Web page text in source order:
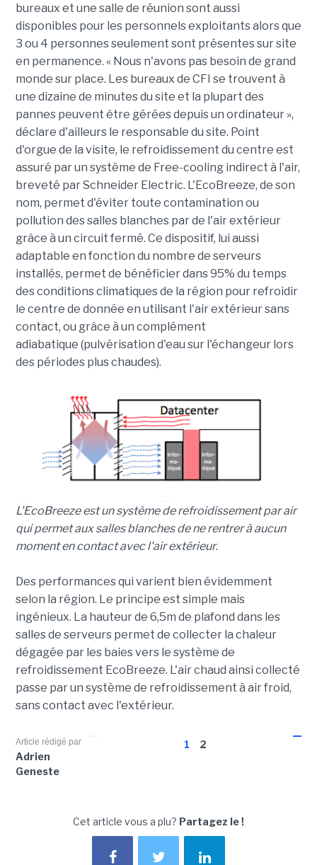
bureaux et une salle de réunion sont aussi
disponibles pour les personnels exploitants alors que
3 ou 4 personnes seulement sont présentes sur site
en permanence. « Nous n'avons pas besoin de grand
monde sur place. Les bureaux de CFI se trouvent à
une dizaine de minutes du site et la plupart des
pannes peuvent être gérées depuis un ordinateur »,
déclare d'ailleurs le responsable du site. Point
d'orgue de la visite, le refroidissement du centre est
assuré par un système de Free-cooling indirect à l'air,
breveté par Schneider Electric. L'EcoBreeze, de son
nom, permet d'éviter toute contamination ou
pollution des salles blanches par de l'air extérieur
grâce à un circuit fermé. Ce dispositif, lui aussi
adaptable en fonction du nombre de serveurs
installés, permet de bénéficier dans 95% du temps
des conditions climatiques de la région pour refroidir
le centre de donnée en utilisant l'air extérieur sans
contact, ou grâce à un complément
adiabatique (pulvérisation d'eau sur l'échangeur lors
des périodes plus chaudes).
L'EcoBreeze est un système de refroidissement par air
qui permet aux salles blanches de ne rentrer à aucun
moment en contact avec l'air extérieur.
Des performances qui varient bien évidemment
selon la région. Le principe est simple mais
ingénieux. La hauteur de 6,5m de plafond dans les
salles de serveurs permet de collecter la chaleur
dégagée par les baies vers le système de
refroidissement EcoBreeze. L'air chaud ainsi collecté
passe par un système de refroidissement à air froid,
sans contact avec l'extérieur.
1 2
Article rédigé par
Adrien
Geneste
Cet article vous a plu? Partagez le !